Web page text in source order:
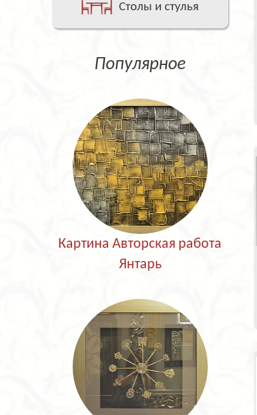
Столы и стулья
Популярное
Картина Авторская работа
Янтарь